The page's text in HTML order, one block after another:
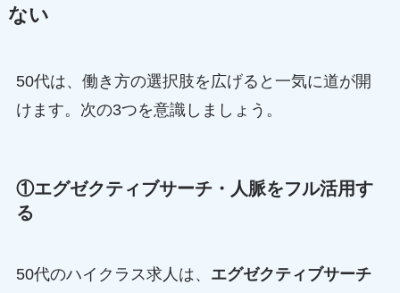
ない
50代は、働き方の選択肢を広げると一気に道が開
けます。次の3つを意識しましょう。
①エグゼクティブサーチ・人脈をフル活用す
る
50代のハイクラス求人は、 エグゼクティブサーチ